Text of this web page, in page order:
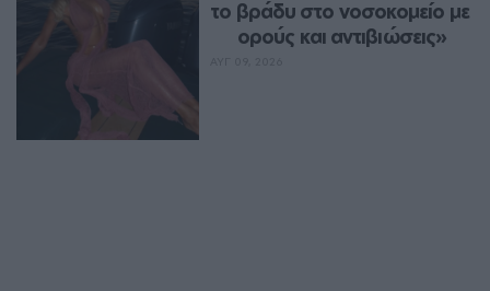
το βράδυ στο νοσοκομείο με
ορούς και αντιβιώσεις»